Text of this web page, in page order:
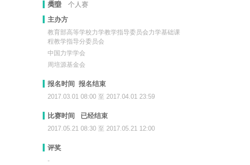
类型
个人赛
主办方
教育部高等学校力学教学指导委员会力学基础课
程教学指导分委员会
中国力学学会
周培源基金会
报名时间 报名结束
2017.03.01 08:00 至 2017.04.01 23:59
比赛时间 已经结束
2017.05.21 08:30 至 2017.05.21 12:00
评奖
-